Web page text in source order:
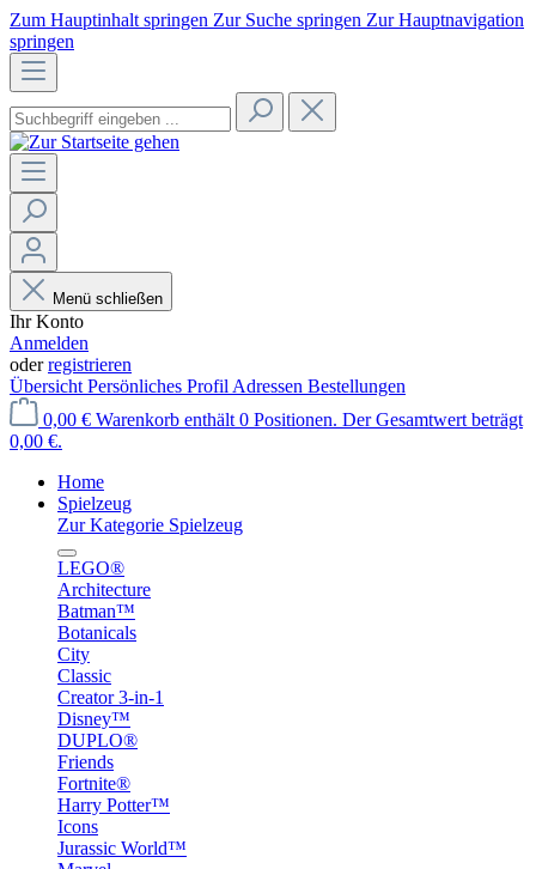
Zum Hauptinhalt springen Zur Suche springen Zur Hauptnavigation
springen
Menü schließen
Ihr Konto
Anmelden
oderregistrieren
Übersicht Persönliches Profil Adressen Bestellungen
0,00 € Warenkorb enthält 0 Positionen. Der Gesamtwert beträgt
0,00 €.
Home
Spielzeug
Zur Kategorie Spielzeug
LEGO®
Architecture
Batman™
Botanicals
City
Classic
Creator 3-in-1
Disney™
DUPLO®
Friends
Fortnite®
Harry Potter™
Icons
Jurassic World™